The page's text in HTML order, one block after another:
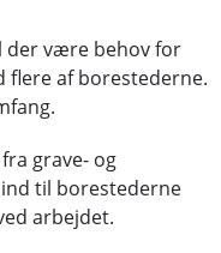
der være behov for
flere af borestederne.
grave- og
til borestederne
arbejdet.